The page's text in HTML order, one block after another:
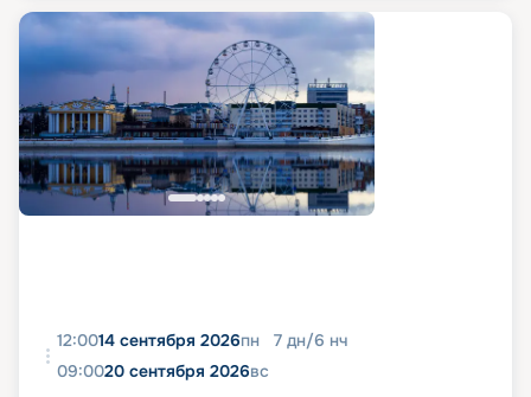
12:0014 сентября 2026пн 7 дн/6 нч
09:0020 сентября 2026вс